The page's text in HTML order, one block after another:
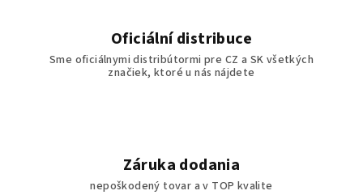
Oficiální distribuce
Sme oficiálnymi distribútormi pre CZ a SK všetkých
značiek, ktoré u nás nájdete
Záruka dodania
nepoškodený tovar a v TOP kvalite